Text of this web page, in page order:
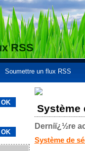
RSS
Soumettre un flux RSS
Système
Derniï¿½re
Système de